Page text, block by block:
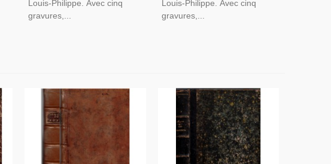
Louis-Philippe. Avec cinq
gravures,...
Louis-Philippe. Avec cinq
gravures,...